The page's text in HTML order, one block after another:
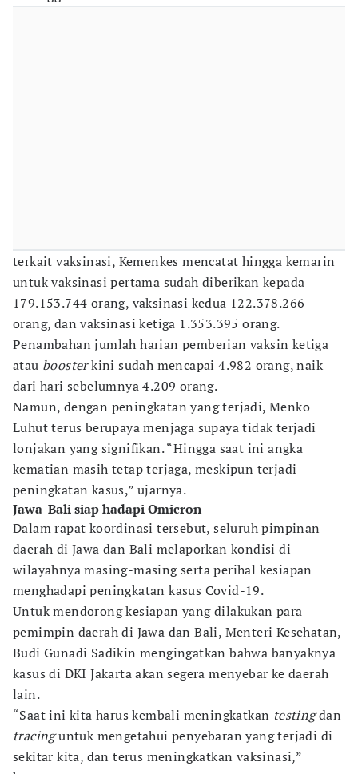
terkait vaksinasi, Kemenkes mencatat hingga kemarin
untuk vaksinasi pertama sudah diberikan kepada
179.153.744 orang, vaksinasi kedua 122.378.266
orang, dan vaksinasi ketiga 1.353.395 orang.
Penambahan jumlah harian pemberian vaksin ketiga
atau boosterkini sudah mencapai 4.982 orang, naik
dari hari sebelumnya 4.209 orang.
Namun, dengan peningkatan yang terjadi, Menko
Luhut terus berupaya menjaga supaya tidak terjadi
lonjakan yang signifikan. “Hingga saat ini angka
kematian masih tetap terjaga, meskipun terjadi
peningkatan kasus,” ujarnya.
Jawa-Bali siap hadapi Omicron
Dalam rapat koordinasi tersebut, seluruh pimpinan
daerah di Jawa dan Bali melaporkan kondisi di
wilayahnya masing-masing serta perihal kesiapan
menghadapi peningkatan kasus Covid-19.
Untuk mendorong kesiapan yang dilakukan para
pemimpin daerah di Jawa dan Bali, Menteri Kesehatan,
Budi Gunadi Sadikin mengingatkan bahwa banyaknya
kasus di DKI Jakarta akan segera menyebar ke daerah
lain.
“Saat ini kita harus kembali meningkatkan testingdan
tracinguntuk mengetahui penyebaran yang terjadi di
sekitar kita, dan terus meningkatkan vaksinasi,”